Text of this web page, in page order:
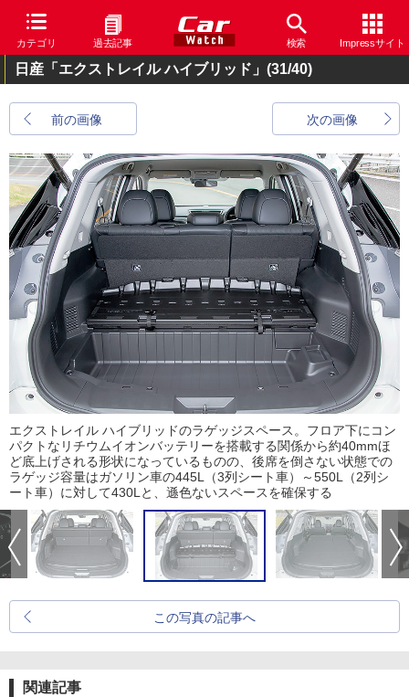
カテゴリ 過去記事 検索 Impressサイト
日産「エクストレイル ハイブリッド」 (31/40)
前の画像 次の画像
エクストレイル ハイブリッドのラゲッジスペース。フロア下にコン
パクトなリチウムイオンバッテリーを搭載する関係から約40mmほ
ど底上げされる形状になっているものの、後席を倒さない状態での
ラゲッジ容量はガソリン車の445L（3列シート車）～550L（2列シ
ート車）に対して430Lと、遜色ないスペースを確保する
この写真の記事へ
関連記事